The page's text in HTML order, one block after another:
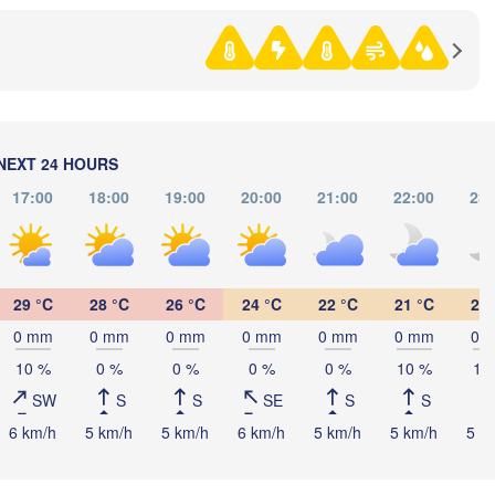
24 HOURS
17:00 18:00 19:00 20:00 21:00 22:00
29 °C
0 mm
10 %
SW
6 km/h
28 °C
0 mm
0 %
S
5 km/h
26 °C
0 mm
0 %
S
5 km/h
24 °C
0 mm
0 %
SE
6 km/h
22 °C
0 mm
0 %
S
5 km/h
21 °C
0 mm
10 %
S
5 km/h
21
0
10
5
Оренбург
(Orenburg)
Стерлитамак
(Sterlitamak)
(Orsk)
Златоуст
(Zlatoust)
Магнитогорск